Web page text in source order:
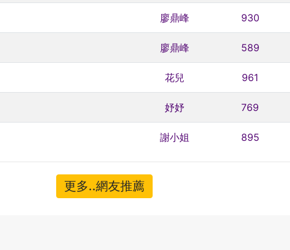
廖鼎峰 930
廖鼎峰 589
花兒 961
妤妤 769
謝小姐 895
更多..網友推薦